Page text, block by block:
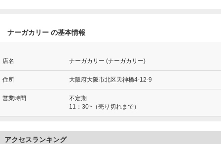
ナーガカリー の基本情報
店名 ナーガカリー (ナーガカリー)
住所 大阪府大阪市北区天神橋4-12-9
営業時間
不定期
11：30~（売り切れまで）
アクセスランキング